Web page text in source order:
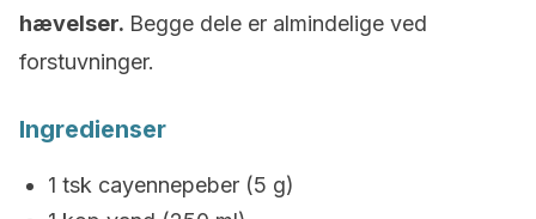
hævelser. Begge dele er almindelige ved
forstuvninger.
Ingredienser
1 tsk cayennepeber (5 g)